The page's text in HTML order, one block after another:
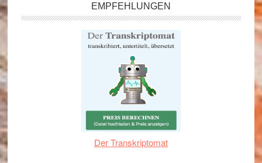
EMPFEHLUNGEN
Der Transkriptomat